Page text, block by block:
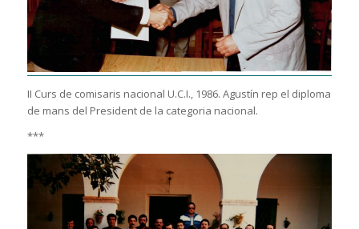
II Curs de comisaris nacional U.C.I., 1986. Agustín rep el diploma
de mans del President de la categoria nacional.
***